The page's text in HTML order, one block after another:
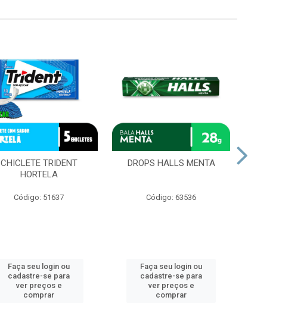
CHICLETE TRIDENT
HORTELA
Código: 51637
Faça seu login ou
cadastre-se para
ver preços e
comprar
DROPS HALLS MENTA
Código: 63536
Faça seu login ou
cadastre-se para
ver preços e
comprar